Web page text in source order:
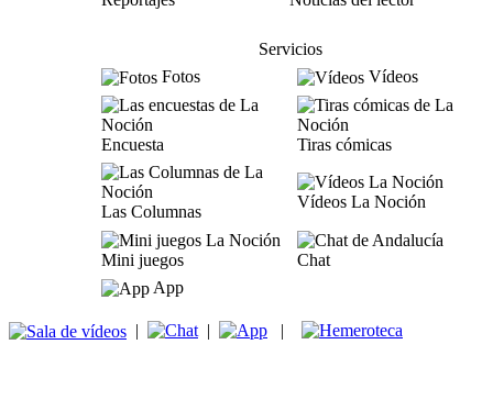
Servicios
Fotos
Vídeos
Encuesta Tiras cómicas
Las Columnas
Vídeos La Noción
Mini juegos
Chat
App
| | |